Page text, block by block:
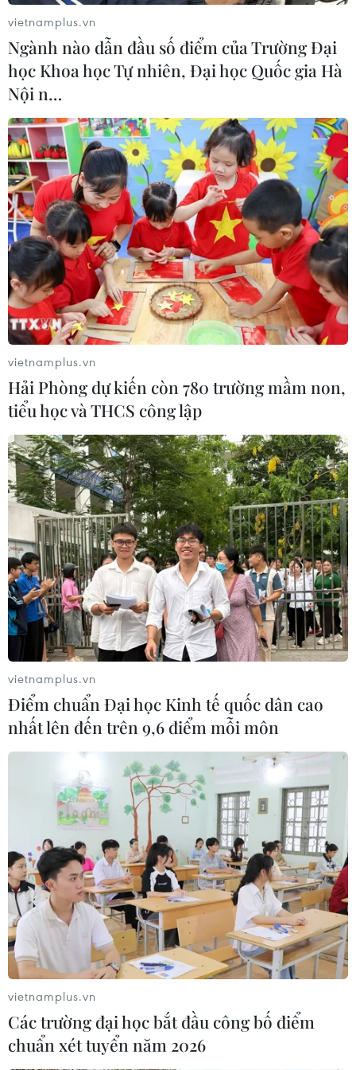
kiện thuận lợi cho trẻ em chủ động tham gia.
Ủy ban Nhân dân huyện cũng sẽ nâng cao năng
lực đội ngũ cán bộ, cộng tác viên làm công tác
trẻ em, bảo đảm có người được phân công
nhiệm vụ bảo vệ, chăm sóc trẻ em ở cấp xã, thị
trấn; kiểm tra, hướng dẫn thực hiện pháp luật,
chính sách về bảo vệ, chăm sóc, giáo dục trẻ em
và thực hiện quyền trẻ em ở cấp cơ sở...
Đặc biệt, huyện sẽ tăng cường hơn nữa sự phối
hợp chặt chẽ giữa các cơ quan chức năng như
công an, viện kiểm sát, tòa án với các cơ quan,
ban, ngành, tổ chức đoàn thể, xã hội và người
dân trong việc phát hiện, điều tra, xử lý nghiêm
minh hành vi liên quan đến tội phạm xâm hại
trẻ em; có cơ chế bảo vệ nạn nhân cũng như
người tố cáo để họ mạnh dan khai báo, tố cáo
tội phạm xâm hại trẻ em./.
(TTXVN/Vietnam+)
#Xâm hại trẻ em
#Ủy ban Nhân dân huyện Chương Mỹ
#Quyền trẻ em
#Dâm ô trẻ em TP. Hà Nội
Theo dõi VietnamPlus
TIN LIÊN QUAN
vietnamplus.vn
Ngành nào dẫn đầu số điểm của Trường Đại
học Khoa học Tự nhiên, Đại học Quốc gia Hà
Nội n…
vietnamplus.vn
Hải Phòng dự kiến còn 780 trường mầm non,
tiểu học và THCS công lập
vietnamplus.vn
Điểm chuẩn Đại học Kinh tế quốc dân cao
nhất lên đến trên 9,6 điểm mỗi môn
vietnamplus.vn
Các trường đại học bắt đầu công bố điểm
chuẩn xét tuyển năm 2026